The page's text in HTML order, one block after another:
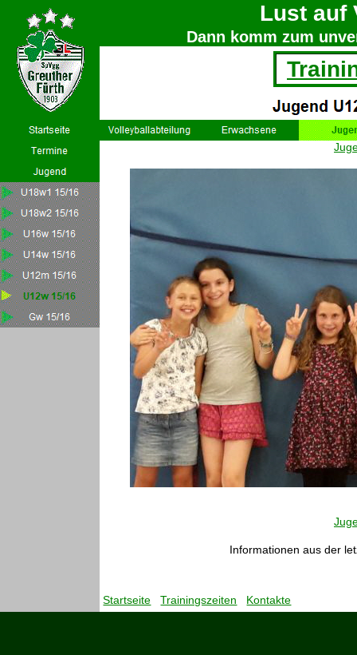
Lust auf
Dann komm zum
Informationen aus der
Startseite Trainingszeiten Kontakte